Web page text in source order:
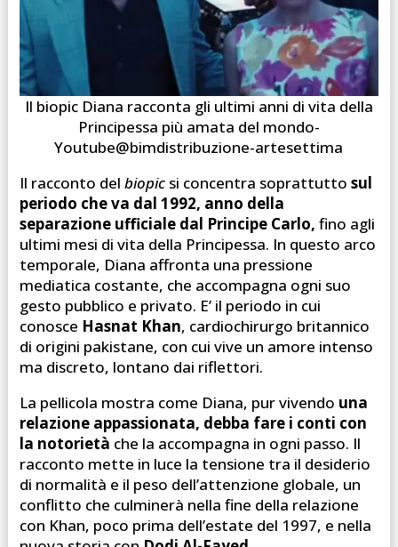
Il biopic Diana racconta gli ultimi anni di vita della
Principessa più amata del mondo-
Youtube@bimdistribuzione-artesettima
Il racconto del biopicsi concentra soprattutto sul
periodo che va dal 1992, anno della
separazione ufficiale dal Principe Carlo, fino agli
ultimi mesi di vita della Principessa. In questo arco
temporale, Diana affronta una pressione
mediatica costante, che accompagna ogni suo
gesto pubblico e privato. E’ il periodo in cui
conosce Hasnat Khan, cardiochirurgo britannico
di origini pakistane, con cui vive un amore intenso
ma discreto, lontano dai riflettori.
La pellicola mostra come Diana, pur vivendo una
relazione appassionata, debba fare i conti con
la notorietà che la accompagna in ogni passo. Il
racconto mette in luce la tensione tra il desiderio
di normalità e il peso dell’attenzione globale, un
conflitto che culminerà nella fine della relazione
con Khan, poco prima dell’estate del 1997, e nella